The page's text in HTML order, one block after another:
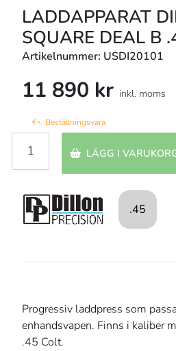
LADDAPPARAT
SQUARE DEAL B
Artikelnummer: USDI20101
11 890 kr inkl. moms
Beställningsvara
LÄGG I
.45
Progressiv laddpress som
enhandsvapen. Finns i kaliber
.45 Colt.